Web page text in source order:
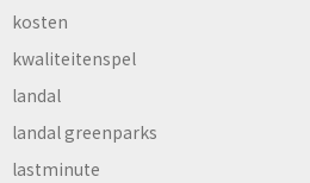
kosten
kwaliteitenspel
landal
landal greenparks
lastminute